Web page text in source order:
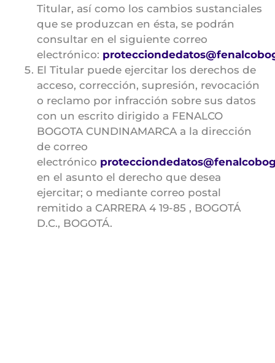
Titular, así como los cambios sustanciales
que se produzcan en ésta, se podrán
consultar en el siguiente correo
electrónico:
El Titular puede ejercitar los derechos de
acceso, corrección, supresión, revocación
o reclamo por infracción sobre sus datos
con un escrito dirigido a FENALCO
BOGOTA CUNDINAMARCA a la dirección
de correo
electrónico
en el asunto el derecho que desea
ejercitar; o mediante correo postal
remitido a CARRERA 4 19-85 , BOGOTÁ
D.C., BOGOTÁ.